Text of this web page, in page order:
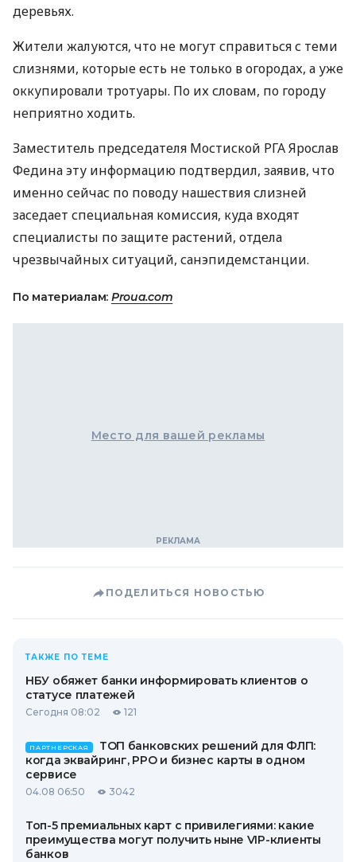
деревьях.
Жители жалуются, что не могут справиться с теми
слизнями, которые есть не только в огородах, а уже
оккупировали тротуары. По их словам, по городу
неприятно ходить.
Заместитель председателя Мостиской РГА Ярослав
Федина эту информацию подтвердил, заявив, что
именно сейчас по поводу нашествия слизней
заседает специальная комиссия, куда входят
специалисты по защите растений, отдела
чрезвычайных ситуаций, санэпидемстанции.
По материалам: Proua.com
Место для вашей рекламы
ПОДЕЛИТЬСЯ НОВОСТЬЮ
ТАКЖЕ ПО ТЕМЕ
НБУ обяжет банки информировать клиентов о
статусе платежей
Сегодня 08:02 121
ПАРТНЕРСКАЯ
ТОП банковских решений для ФЛП:
когда эквайринг, РРО и бизнес карты в одном
сервисе
04.08 06:50 3042
Топ-5 премиальных карт с привилегиями: какие
преимущества могут получить ныне VIP-клиенты
банков